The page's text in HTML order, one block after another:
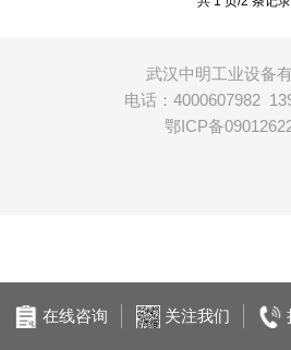
武汉中明工业设备
电话： 4000607982
鄂ICP备
在线咨询 关注我们